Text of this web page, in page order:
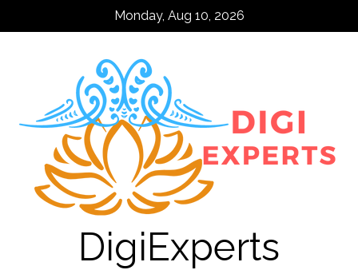
Monday, Aug 10, 2026
DigiExperts